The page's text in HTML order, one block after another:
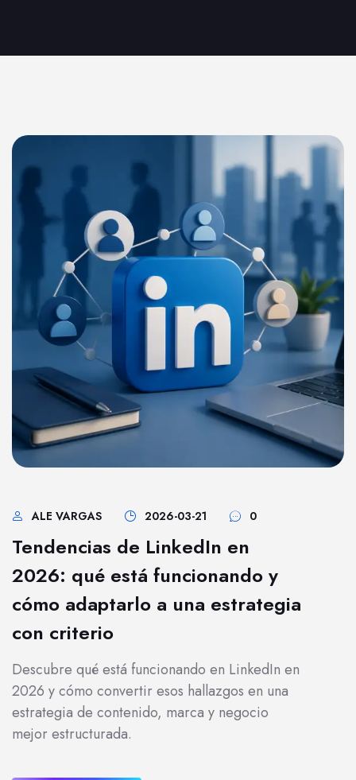
ALE VARGAS 2026-03-21 0
Tendencias de LinkedIn en
2026: qué está funcionando y
cómo adaptarlo a una estrategia
con criterio
Descubre qué está funcionando en LinkedIn en
2026 y cómo convertir esos hallazgos en una
estrategia de contenido, marca y negocio
mejor estructurada.